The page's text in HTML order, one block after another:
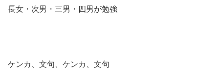
長女・次男・三男・四男が勉強
ケンカ、文句、ケンカ、文句